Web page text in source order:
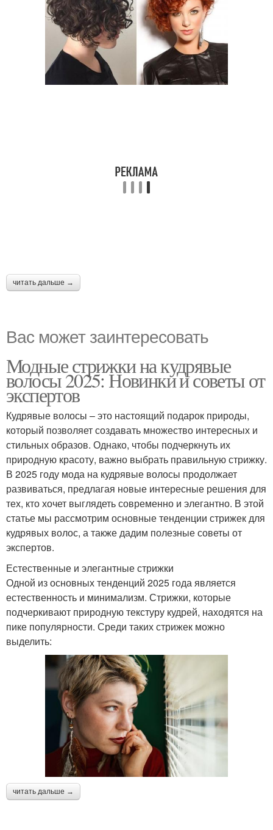
читать дальше →
Вас может заинтересовать
Модные стрижки на кудрявые
волосы 2025: Новинки и советы от
экспертов
Кудрявые волосы – это настоящий подарок природы,
который позволяет создавать множество интересных и
стильных образов. Однако, чтобы подчеркнуть их
природную красоту, важно выбрать правильную стрижку.
В 2025 году мода на кудрявые волосы продолжает
развиваться, предлагая новые интересные решения для
тех, кто хочет выглядеть современно и элегантно. В этой
статье мы рассмотрим основные тенденции стрижек для
кудрявых волос, а также дадим полезные советы от
экспертов.
Естественные и элегантные стрижки
Одной из основных тенденций 2025 года является
естественность и минимализм. Стрижки, которые
подчеркивают природную текстуру кудрей, находятся на
пике популярности. Среди таких стрижек можно
выделить:
читать дальше →